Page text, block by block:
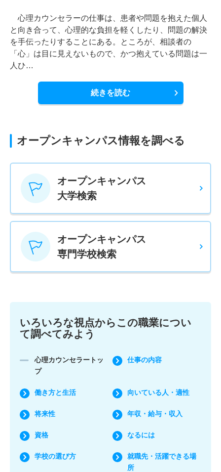
心理カウンセラーの仕事は、患者や問題を抱えた個人
と向き合って、心理的な負担を軽くしたり、問題の解決
を手伝ったりすることにある。ところが、相談者の
「心」は目に見えないもので、かつ抱えている問題は一
人ひ…
続きを読む
オープンキャンパス情報を調べる
オープンキャンパス
大学検索
オープンキャンパス
専門学校検索
いろいろな視点からこの職業につい
て調べてみよう
心理カウンセラートッ
プ
仕事の内容
働き方と生活 向いている人・適性
将来性 年収・給与・収入
資格 なるには
学校の選び方
就職先・活躍できる場
所